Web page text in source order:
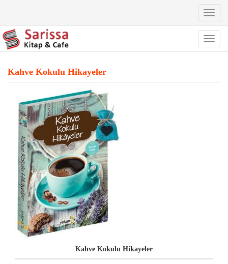
Toggle
Toggle
Kahve Kokulu Hikayeler
Kahve Kokulu Hikayeler